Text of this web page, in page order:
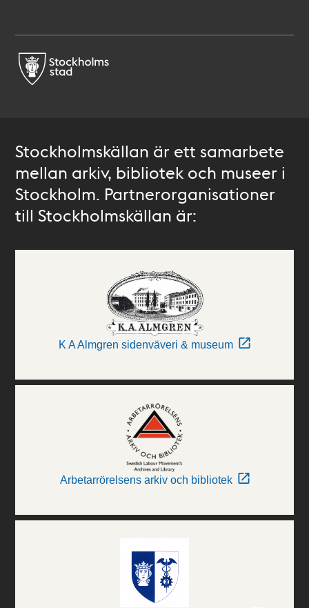
Stockholmskällan är ett samarbete
mellan arkiv, bibliotek och museer i
Stockholm. Partnerorganisationer
till Stockholmskällan är:
K A Almgren sidenväveri & museum
Arbetarrörelsens arkiv och bibliotek